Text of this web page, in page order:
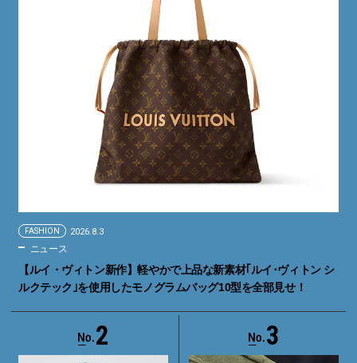
FASHION 2026.8.3
ニュース
【ルイ・ヴィトン新作】軽やかで上品な新素材｢ルイ･ヴィトン シ
ルクテック｣を使用したモノグラムバッグ10型を全部見せ！
2 3